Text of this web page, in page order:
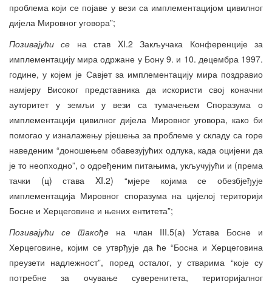
проблема који се појаве у вези са имплементацијом цивилног
дијела Мировног уговора”;
Позивајући се на став XI.2 Закључака Конференције за
имплементацију мира одржане у Бону 9. и 10. децембра 1997.
године, у којем је Савјет за имплементацију мира поздравио
намјеру Високог представника да искористи свој коначни
ауторитет у земљи у вези са тумачењем Споразума о
имплементацији цивилног дијела Мировног уговора, како би
помогао у изналажењу рјешења за проблеме у складу са горе
наведеним “доношењем обавезујућих одлука, када оцијени да
је то неопходно”, о одређеним питањима, укључујући и (према
тачки (ц) става XI.2) “мјере којима се обезбјеђује
имплементација Мировног споразума на цијелој територији
Босне и Херцеговине и њених ентитета”;
Позивајући се такође на члан III.5(а) Устава Босне и
Херцеговине, којим се утврђује да ће “Босна и Херцеговина
преузети надлежност”, поред осталог, у стварима “које су
потребне за очување суверенитета, територијалног